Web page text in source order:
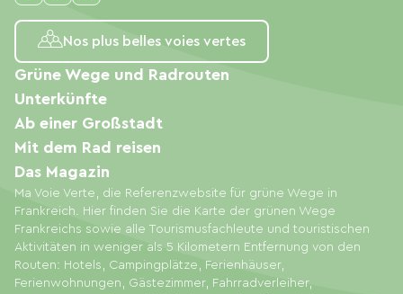
Nos plus belles voies vertes
Ma Voie Verte, die Referenzwebsite für grüne Wege in
Frankreich. Hier finden Sie die Karte der grünen Wege
Frankreichs sowie alle Tourismusfachleute und touristischen
Aktivitäten in weniger als 5 Kilometern Entfernung von den
Routen: Hotels, Campingplätze, Ferienhäuser,
Ferienwohnungen, Gästezimmer, Fahrradverleiher,
Grüne Wege und Radrouten
Unterkünfte
Ab einer Großstadt
Mit dem Rad reisen
Das Magazin